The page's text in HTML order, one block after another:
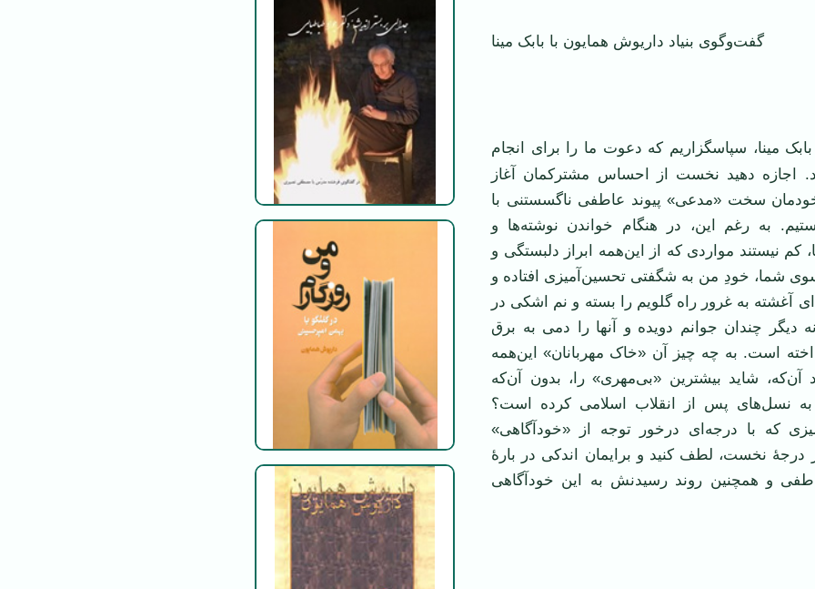
گفت‌وگوی بنیاد داریوش همایون با بابک مینا
مینا، سپاسگزاریم که دعوت ما را برای انجام
اجازه دهید نخست از احساس مشترکمان آغاز
سخت «مدعی» پیوند عاطفی ناگسستنی با
به رغم این، در هنگام خواندن نوشته‌ها و
نیستند مواردی که از این‌همه ابراز دلبستگی و
سوی شما، خودِ من به شگفتی تحسین‌آمیزی افتاده‌ و
آغشته به غرور راه گلویم را بسته و نم اشکی در
چندان جوانم دویده و آنها را دمی به برق
است. به چه چیز آن «خاک مهربانان» این‌همه
آن‌که، شاید بیشترین «بی‌مهری» را، بدون آن‌که
به نسل‌های پس از انقلاب اسلامی کرده است؟
که با درجه‌ای درخور توجه از «خودآگاهی»
درجۀ نخست، لطف کنید و برایمان اندکی در بارۀ
و همچنین روند رسیدنش به این خودآگاهی